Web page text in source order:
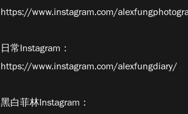
https://www.instagram.com/
日常Instagram：
https://www.instagram.com/alexfungdiary/
黑白菲林Instagram：